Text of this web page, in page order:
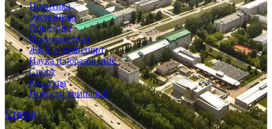
Политика
Экономика
Общество
Происшествия
ЖКХ и транспорт
Наука и образование
Спорт
Культура
Новости компаний
Статьи